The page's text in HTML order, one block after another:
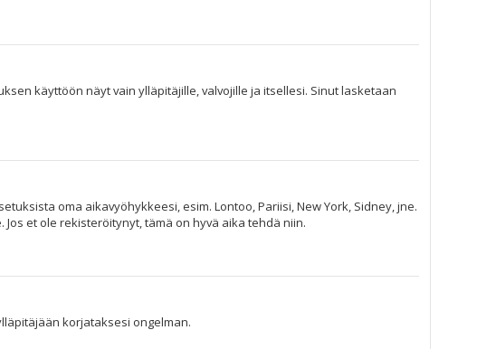
käyttöön näyt vain ylläpitäjille, valvojille ja itsellesi. Sinut lasketaan
oma aikavyöhykkeesi, esim. Lontoo, Pariisi, New York, Sidney, jne.
et ole rekisteröitynyt, tämä on hyvä aika tehdä niin.
korjataksesi ongelman.